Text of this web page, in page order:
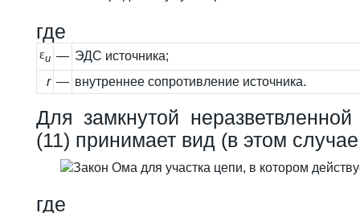
где
εu — ЭДС источника;
r — внутреннее сопротивление источника.
Для замкнутой
(11) принимает вид (в этом
где